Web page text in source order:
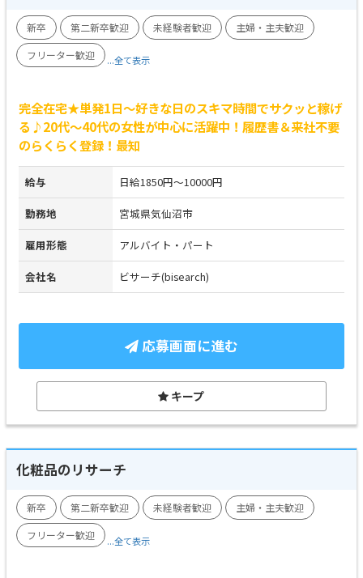
新卒 第二新卒歓迎 未経験者歓迎
主婦・主夫歓迎
フリーター歓迎
...全て表示
完全在宅★単発1日～好きな日のスキマ時間でサクッと稼げ
る♪20代～40代の女性が中心に活躍中！履歴書＆来社不要
のらくらく登録！最知
給与 日給1850円～10000円
勤務地 宮城県気仙沼市
雇用形態 アルバイト・パート
会社名 ビサーチ(bisearch)
応募画面に進む
キープ
化粧品のリサーチ
新卒 第二新卒歓迎 未経験者歓迎
主婦・主夫歓迎
フリーター歓迎
...全て表示